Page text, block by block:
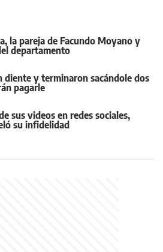
la pareja de Facundo Moyano y
departamento
diente y terminaron sacándole dos
pagarle
sus videos en redes sociales,
su infidelidad